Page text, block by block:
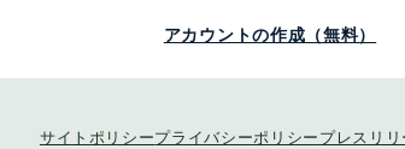
アカウントの作成（無料）
サイトポリシープライバシーポリシー プレスリ